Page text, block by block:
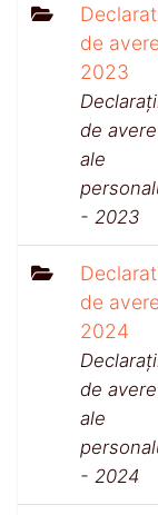
de
2023
de avere
ale
- 2023
de
2024
de avere
ale
- 2024